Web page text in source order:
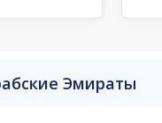
Эмираты